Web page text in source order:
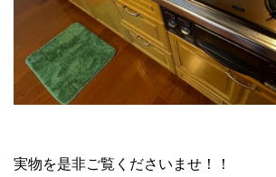
実物を是非ご覧くださいませ！！